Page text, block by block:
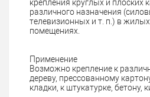
крепления круглых и плоских
различного назначения
телевизионных и т. п.) в
помещениях.
Применение
Возможно крепление к
дереву, прессованному
кладки, к штукатурке, бетону,